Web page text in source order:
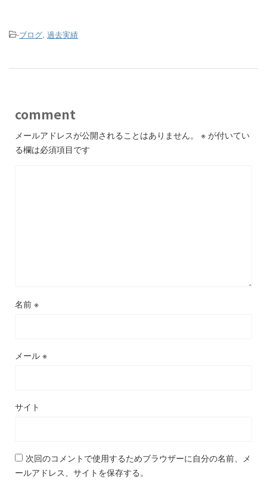
-ブログ, 過去実績
comment
メールアドレスが公開されることはありません。 ※ が付いてい
る欄は必須項目です
名前 ※
メール ※
サイト
次回のコメントで使用するためブラウザーに自分の名前、メ
ールアドレス、サイトを保存する。